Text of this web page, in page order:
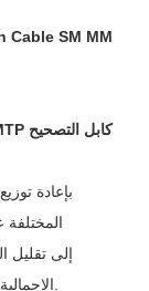
كبلات التصحيح المنخفضة الإدراج SM MM MPO / MTP كابل التصحيح